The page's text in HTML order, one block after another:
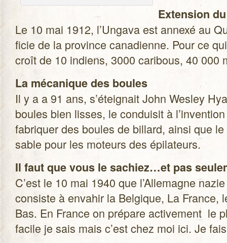
Exten­sion
Le 10 mai 1912, l’Ungava est annexé au
fi­cie de la pro­vince cana­dienne. Pour ce
croît de 10 indiens, 3000 cari­bous, 40 000
La méca­nique des boules
Il y a a 91 ans, s’éteignait John Wes­ley
boules bien lisses, le condui­sit à
fabri­quer des boules de billard, ainsi que
sable pour les moteurs des épilateurs.
Il faut que vous le sachiez…et pas
C’est le 10 mai 1940 que l’Allemagne
consiste à enva­hir la Bel­gique, La France,
Bas. En France on pré­pare acti­ve­ment le
facile je sais mais c’est chez moi ici. Je